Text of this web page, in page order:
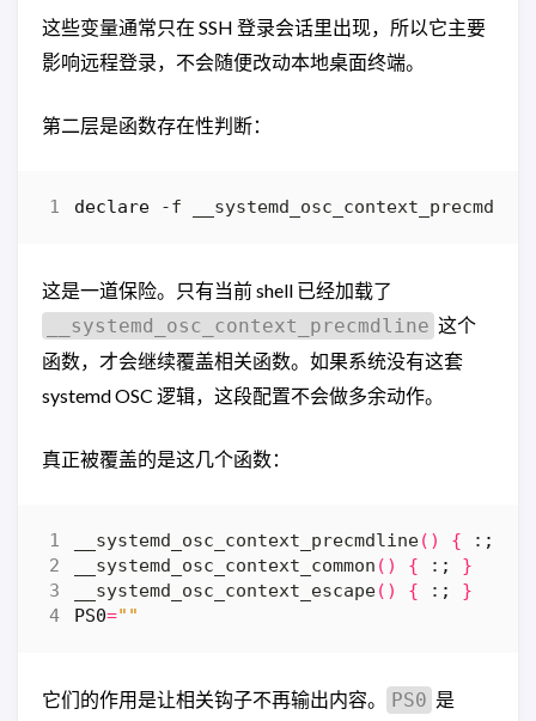
这些变量通常只在 SSH 登录会话里出现，所以它主要
影响远程登录，不会随便改动本地桌面终端。
第二层是函数存在性判断：
declare
这是一道保险。只有当前 shell 已经加载了
__systemd_osc_context_precmdline 这个
函数，才会继续覆盖相关函数。如果系统没有这套
systemd OSC 逻辑，这段配置不会做多余动作。
真正被覆盖的是这几个函数：
__systemd_osc_context_precmdline() { : ;
__systemd_osc_context_common () { : ;
}
__systemd_osc_context_escape() { : ;
}
PS0=""
它们的作用是让相关钩子不再输出内容。 PS0 是